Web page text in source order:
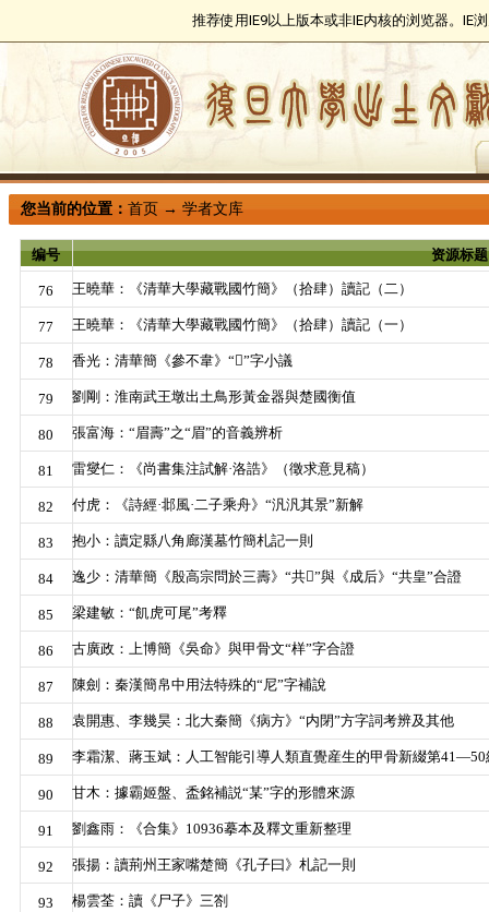
推荐使用IE9以上版本或非IE内核的浏览器。IE
您当前的位置：首页 →学者文库
编号 资源标题
76 王曉華：《清華大學藏戰國竹簡》（拾肆）讀記（二）
77 王曉華：《清華大學藏戰國竹簡》（拾肆）讀記（一）
78 香光：清華簡《參不韋》“𡩜”字小議
79 劉剛：淮南武王墩出土鳥形黃金器與楚國衡值
80 張富海：“眉壽”之“眉”的音義辨析
81 雷燮仁：《尚書集注試解·洛誥》（徵求意見稿）
82 付虎：《詩經·邶風·二子乘舟》“汎汎其景”新解
83 抱小：讀定縣八角廊漢墓竹簡札記一則
84 逸少：清華簡《殷高宗問於三壽》“共𣒈”與《成后》“共皇”合證
85 梁建敏：“飢虎可尾”考釋
86 古廣政：上博簡《吳命》與甲骨文“样”字合證
87 陳劍：秦漢簡帛中用法特殊的“尼”字補說
88 袁開惠、李幾昊：北大秦簡《病方》“内閉”方字詞考辨及其他
89 李霜潔、蔣玉斌：人工智能引導人類直覺産生的甲骨新綴第41—50
90 甘木：據霸姬盤、盉銘補説“某”字的形體來源
91 劉鑫雨：《合集》10936摹本及釋文重新整理
92 張揚：讀荊州王家嘴楚簡《孔子曰》札記一則
93 楊雲荃：讀《尸子》三劄